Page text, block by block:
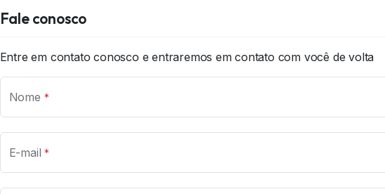
Fale conosco
Entre em contato conosco e entraremos em contato com você de volta
Nome *
E-mail*